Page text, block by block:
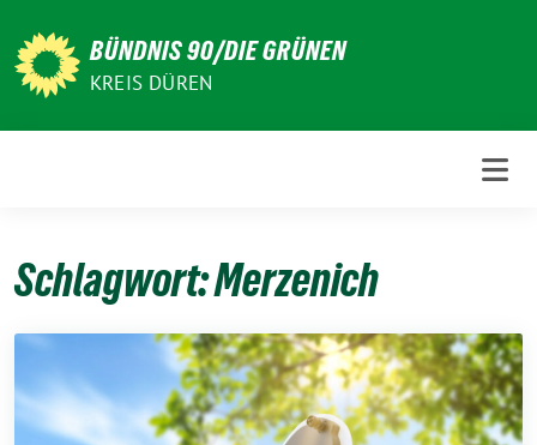
zum
Inhalt
BÜNDNIS 90/DIE GRÜNEN
KREIS DÜREN
Schlagwort:Merzenich